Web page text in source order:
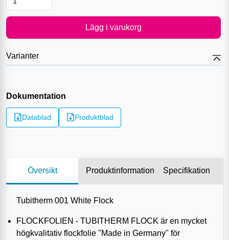
Lägg i varukorg
Varianter
Dokumentation
Datablad Produktblad
Översikt Produktinformation Specifikation
Tubitherm 001 White Flock
FLOCKFOLIEN - TUBITHERM FLOCK är en mycket
högkvalitativ flockfolie "Made in Germany" för